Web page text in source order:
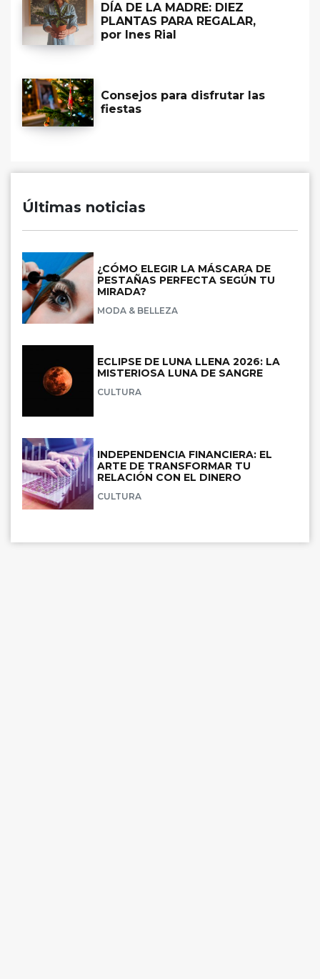
DÍA DE LA MADRE: DIEZ
PLANTAS PARA REGALAR,
por Ines Rial
Consejos para disfrutar las
fiestas
Últimas noticias
¿CÓMO ELEGIR LA MÁSCARA DE
PESTAÑAS PERFECTA SEGÚN TU
MIRADA?
MODA & BELLEZA
ECLIPSE DE LUNA LLENA 2026: LA
MISTERIOSA LUNA DE SANGRE
CULTURA
INDEPENDENCIA FINANCIERA: EL
ARTE DE TRANSFORMAR TU
RELACIÓN CON EL DINERO
CULTURA